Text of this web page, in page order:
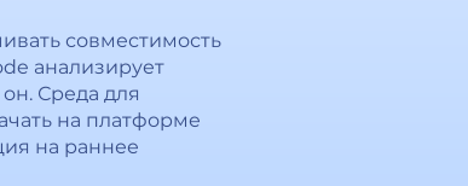
совместимость
анализирует
Среда для
на платформе
на раннее